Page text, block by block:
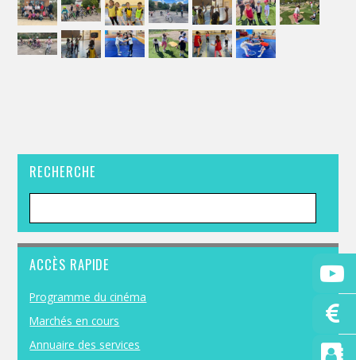
RECHERCHE
ACCÈS RAPIDE
Programme du cinéma
Marchés en cours
Annuaire des services